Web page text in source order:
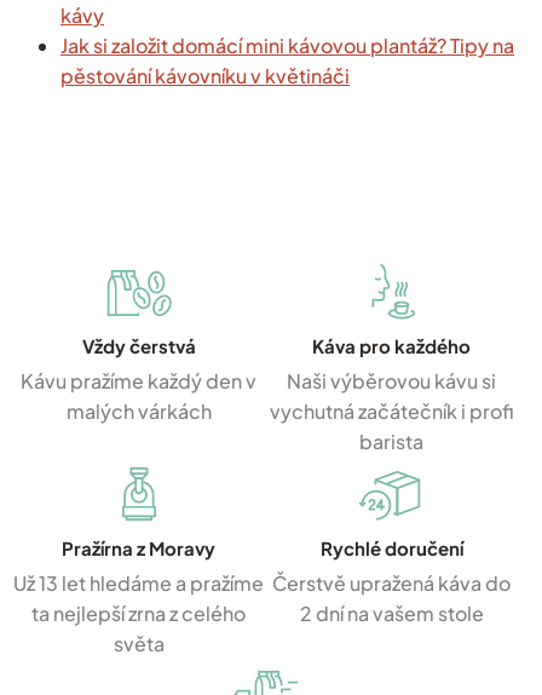
kávy
Jak si založit domácí mini kávovou plantáž? Tipy na
pěstování kávovníku v květináči
Vždy čerstvá
Kávu pražíme každý den v
malých várkách
Káva pro každého
Naši výběrovou kávu si
vychutná začátečník i profi
barista
Pražírna z Moravy
Už 13 let hledáme a pražíme
ta nejlepší zrna z celého
světa
Rychlé doručení
Čerstvě upražená káva do
2 dní na vašem stole